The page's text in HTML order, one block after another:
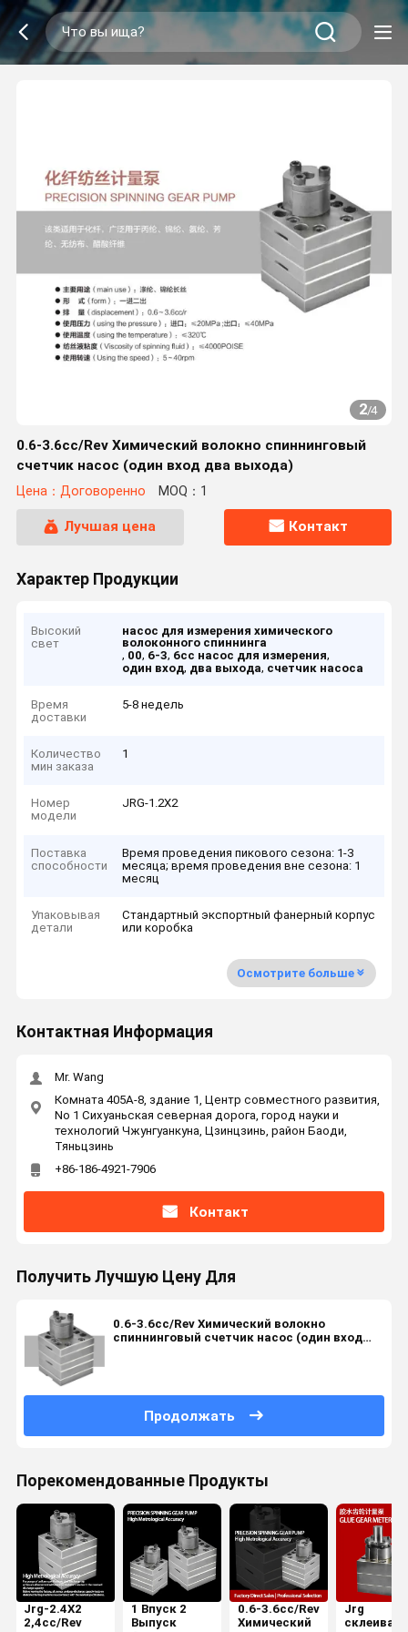
2/4
0.6-3.6cc/Rev Химический волокно спиннинговый
счетчик насос (один вход два выхода)
Цена：Договоренно MOQ：1
Лучшая цена Контакт
Характер Продукции
Высокий
свет
насос для измерения химического
волоконного спиннинга
, 00, 6-3, 6cc насос для измерения,
один вход, два выхода, счетчик насоса
Время
доставки
5-8 недель
Количество
мин заказа
1
Номер
модели
JRG-1.2X2
Поставка
способности
Время проведения пикового сезона: 1-3
месяца; время проведения вне сезона: 1
месяц
Упаковывая
детали
Стандартный экспортный фанерный корпус
или коробка
Осмотрите больше
Контактная Информация
Mr. Wang
Комната 405A-8, здание 1, Центр совместного развития,
No 1 Сихуаньская северная дорога, город науки и
технологий Чжунгуанкуна, Цзинцзинь, район Баоди,
Тяньцзинь
+86-186-4921-7906
Контакт
Получить Лучшую Цену Для
0.6-3.6cc/Rev Химический волокно
спиннинговый счетчик насос (один вход
Продолжать
Порекомендованные Продукты
Jrg-2.4X2
2,4cc/Rev
1 Впуск 2
Выпуск
0.6-3.6cc/Rev
Химический
Jrg